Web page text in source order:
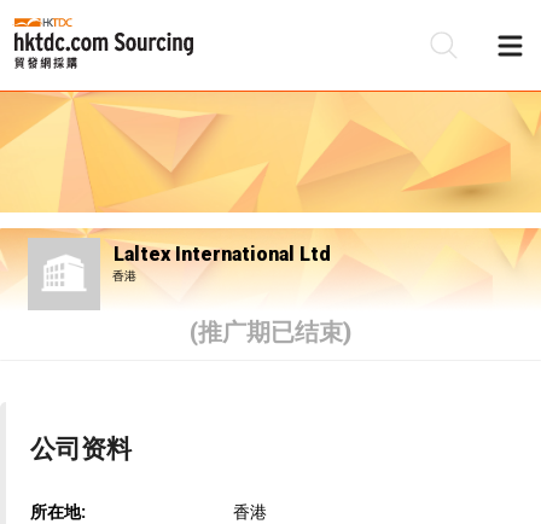
Laltex International Ltd
香港
(推广期已结束)
公司资料
所在地: 香港